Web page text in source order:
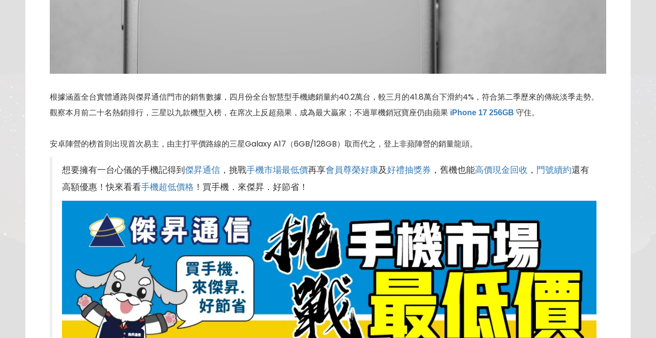
根據涵蓋全台實體通路與傑昇通信門市的銷售數據，四月份全台智慧型手機總銷量約40.2萬台，較三月的41.8萬台下滑約4%，符合第二季歷來的傳統淡季走勢。
觀察本月前二十名熱銷排行，三星以九款機型入榜，在席次上反超蘋果，成為最大贏家；不過單機銷冠寶座仍由蘋果 iPhone 17 256GB 守住。
安卓陣營的榜首則出現首次易主，由主打平價路線的三星Galaxy A17（6GB/128GB）取而代之，登上非蘋陣營的銷量龍頭。
想要擁有一台心儀的手機記得到傑昇通信 ，挑戰手機市場最低價再享會員尊榮好康及好禮抽獎券 ，舊機也能高價現金回收 ， 門號續約還有
高額優惠！快來看看手機超低價格 ！買手機．來傑昇．好節省！